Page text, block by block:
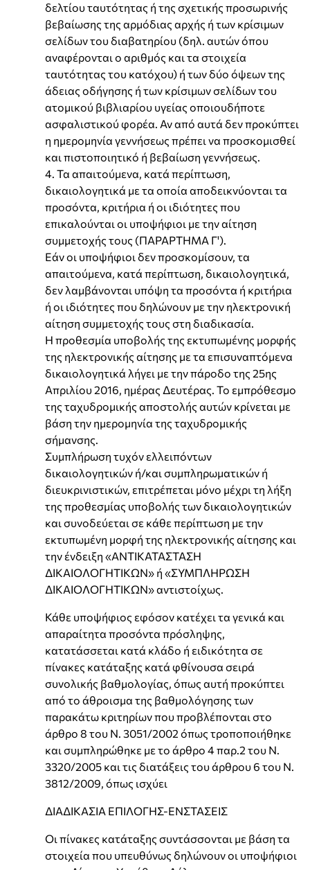
δελτίου ταυτότητας ή της σχετικής προσωρινής
βεβαίωσης της αρμόδιας αρχής ή των κρίσιμων
σελίδων του διαβατηρίου (δηλ. αυτών όπου
αναφέρονται ο αριθμός και τα στοιχεία
ταυτότητας του κατόχου) ή των δύο όψεων της
άδειας οδήγησης ή των κρίσιμων σελίδων του
ατομικού βιβλιαρίου υγείας οποιουδήποτε
ασφαλιστικού φορέα. Αν από αυτά δεν προκύπτει
η ημερομηνία γεννήσεως πρέπει να προσκομισθεί
και πιστοποιητικό ή βεβαίωση γεννήσεως.
4. Τα απαιτούμενα, κατά περίπτωση,
δικαιολογητικά με τα οποία αποδεικνύονται τα
προσόντα, κριτήρια ή οι ιδιότητες που
επικαλούνται οι υποψήφιοι με την αίτηση
συμμετοχής τους (ΠΑΡΑΡΤΗΜΑ Γ').
Εάν οι υποψήφιοι δεν προσκομίσουν, τα
απαιτούμενα, κατά περίπτωση, δικαιολογητικά,
δεν λαμβάνονται υπόψη τα προσόντα ή κριτήρια
ή οι ιδιότητες που δηλώνουν με την ηλεκτρονική
αίτηση συμμετοχής τους στη διαδικασία.
Η προθεσμία υποβολής της εκτυπωμένης μορφής
της ηλεκτρονικής αίτησης με τα επισυναπτόμενα
δικαιολογητικά λήγει με την πάροδο της 25ης
Απριλίου 2016, ημέρας Δευτέρας. Το εμπρόθεσμο
της ταχυδρομικής αποστολής αυτών κρίνεται με
βάση την ημερομηνία της ταχυδρομικής
σήμανσης.
Συμπλήρωση τυχόν ελλειπόντων
δικαιολογητικών ή/και συμπληρωματικών ή
διευκρινιστικών, επιτρέπεται μόνο μέχρι τη λήξη
της προθεσμίας υποβολής των δικαιολογητικών
και συνοδεύεται σε κάθε περίπτωση με την
εκτυπωμένη μορφή της ηλεκτρονικής αίτησης και
την ένδειξη «ΑΝΤΙΚΑΤΑΣΤΑΣΗ
ΔΙΚΑΙΟΛΟΓΗΤΙΚΩΝ» ή «ΣΥΜΠΛΗΡΩΣΗ
ΔΙΚΑΙΟΛΟΓΗΤΙΚΩΝ» αντιστοίχως.
Κάθε υποψήφιος εφόσον κατέχει τα γενικά και
απαραίτητα προσόντα πρόσληψης,
κατατάσσεται κατά κλάδο ή ειδικότητα σε
πίνακες κατάταξης κατά φθίνουσα σειρά
συνολικής βαθμολογίας, όπως αυτή προκύπτει
από το άθροισμα της βαθμολόγησης των
παρακάτω κριτηρίων που προβλέπονται στο
άρθρο 8 του Ν. 3051/2002 όπως τροποποιήθηκε
και συμπληρώθηκε με το άρθρο 4 παρ.2 του Ν.
3320/2005 και τις διατάξεις του άρθρου 6 του Ν.
3812/2009, όπως ισχύει
ΔΙΑΔΙΚΑΣΙΑ ΕΠΙΛΟΓΗΣ-ΕΝΣΤΑΣΕΙΣ
Οι πίνακες κατάταξης συντάσσονται με βάση τα
στοιχεία που υπευθύνως δηλώνουν οι υποψήφιοι